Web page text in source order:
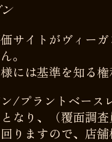
サイトがヴィーガ
。
には基準を知る権
/プラントベース
なり、（覆面調査
りますので、店